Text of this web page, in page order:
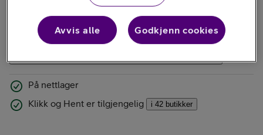
På nettlager
Klikk og Hent er tilgjengelig
i 42 butikker
Avvis alle Godkjenn cookies